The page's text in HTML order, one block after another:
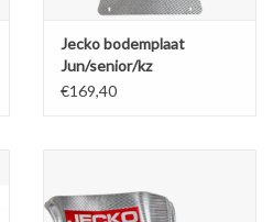
Jecko bodemplaat
Jun/senior/kz
€169,40